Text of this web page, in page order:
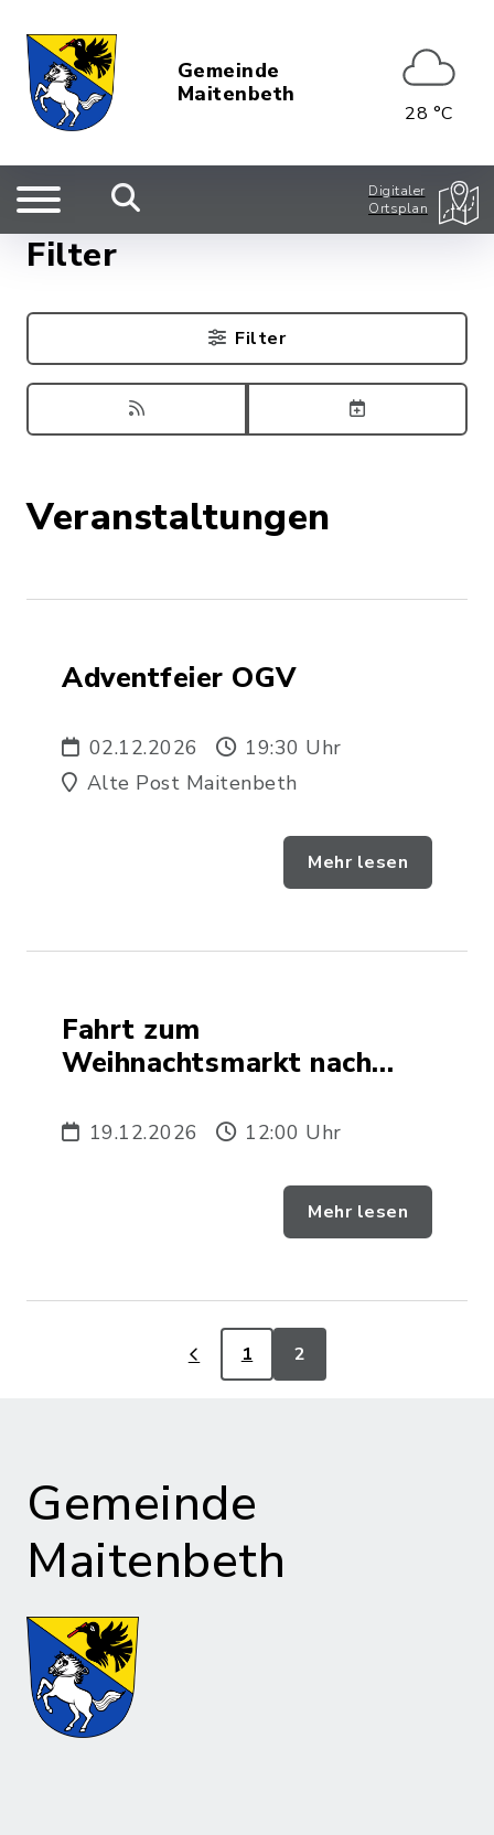
Gemeinde
Maitenbeth
28 °C
Digitaler
Ortsplan
Veranstaltungen
Adventfeier OGV
02.12.2026
19:30 Uhr
Alte Post Maitenbeth
Mehr lesen
Fahrt zum
Weihnachtsmarkt nach
19.12.2026 12:00 Uhr
Mehr lesen
1 2
Filter
Filter
Gemeinde
Maitenbeth